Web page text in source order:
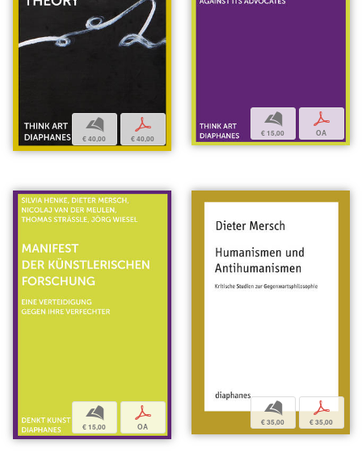
b
€ 40,00
p
€ 40,00
b
€ 15,00
p
OA
b
€ 15,00
p
OA
b
€ 35,00
p
€ 35,00